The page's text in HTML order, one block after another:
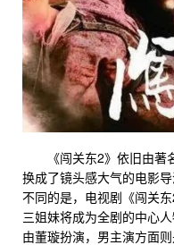
《闯关东2》依旧由著
换成了镜头感大气的电影
不同的是，电视剧《闯关
三姐妹将成为全剧的中心
由董璇扮演，男主演方面则